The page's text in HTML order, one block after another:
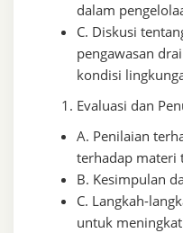
dalam
C. Diskusi
pengawasan
kondisi
Evaluasi dan
A. Penilaian
terhadap materi
B. Kesimpulan
C. Langkah-
untuk